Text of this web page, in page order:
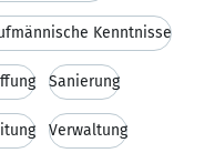
Kenntnisse
Sanierung
Verwaltung